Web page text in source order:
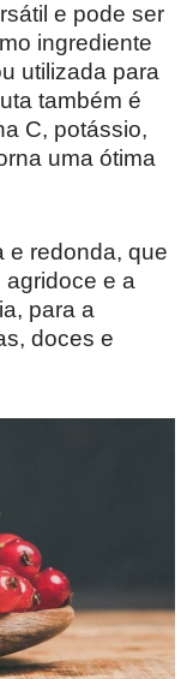
e pode ser
ingrediente
utilizada para
também é
C, potássio,
uma ótima
e redonda, que
e a
para a
doces e